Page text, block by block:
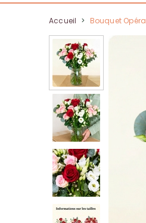
Accueil > Bouquet Opéra